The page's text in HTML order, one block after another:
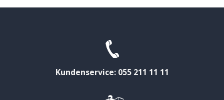
Kundenservice: 055 211 11 11